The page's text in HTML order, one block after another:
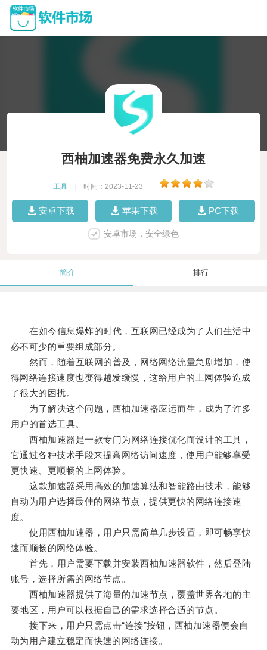
西柚加速器免费永久加速
工具 时间：2023-11-23
安卓下载 苹果下载 PC下载
安卓市场，安全绿色
简介 排行
在如今信息爆炸的时代，互联网已经成为了人们生活中
必不可少的重要组成部分。
然而，随着互联网的普及，网络网络流量急剧增加，使
得网络连接速度也变得越发缓慢，这给用户的上网体验造成
了很大的困扰。
为了解决这个问题，西柚加速器应运而生，成为了许多
用户的首选工具。
西柚加速器是一款专门为网络连接优化而设计的工具，
它通过各种技术手段来提高网络访问速度，使用户能够享受
更快速、更顺畅的上网体验。
这款加速器采用高效的加速算法和智能路由技术，能够
自动为用户选择最佳的网络节点，提供更快的网络连接速
度。
使用西柚加速器，用户只需简单几步设置，即可畅享快
速而顺畅的网络体验。
首先，用户需要下载并安装西柚加速器软件，然后登陆
账号，选择所需的网络节点。
西柚加速器提供了海量的加速节点，覆盖世界各地的主
要地区，用户可以根据自己的需求选择合适的节点。
接下来，用户只需点击“连接”按钮，西柚加速器便会自
动为用户建立稳定而快速的网络连接。